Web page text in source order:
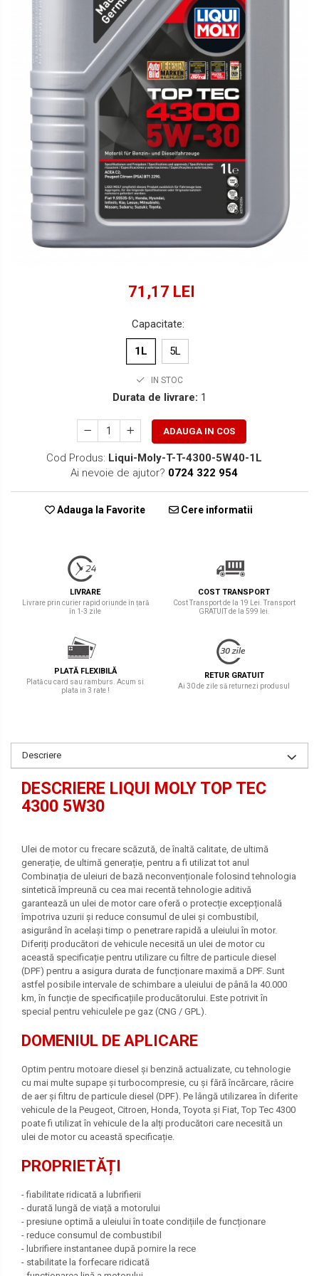
Lichide Suspensie Motociclete
Lichide Întreținere
Aditivi
Lichide Întreținere Autoturisme
Lichide Întreținere Camioane
Lichide Întreținere Motociclete
Lichide Întreținere Utilaje
71,17 LEI
Capacitate:
1L 5L
IN STOC
Durata de livrare: 1
ADAUGA IN COS
Cod Produs: Liqui-Moly-T-T-4300-5W40-1L
Ai nevoie de ajutor? 0724 322 954
Adauga la Favorite Cere informatii
LIVRARE
Livrare prin curier rapid oriunde în țară
în 1-3 zile
COST TRANSPORT
Cost Transport de la 19 Lei. Transport
GRATUIT de la 599 lei.
PLATĂ FLEXIBILĂ
Plată cu card sau ramburs. Acum si
plata in 3 rate !
RETUR GRATUIT
Ai 30 de zile să returnezi produsul
Descriere
DESCRIERE LIQUI MOLY TOP TEC
4300 5W30
Ulei de motor cu frecare scăzută, de înaltă calitate, de ultimă
generație, de ultimă generație, pentru a fi utilizat tot anul
Combinația de uleiuri de bază neconvenționale folosind tehnologia
sintetică împreună cu cea mai recentă tehnologie aditivă
garantează un ulei de motor care oferă o protecție excepțională
împotriva uzurii și reduce consumul de ulei și combustibil,
asigurând în același timp o penetrare rapidă a uleiului în motor.
Diferiți producători de vehicule necesită un ulei de motor cu
această specificație pentru utilizare cu filtre de particule diesel
(DPF) pentru a asigura durata de funcționare maximă a DPF. Sunt
astfel posibile intervale de schimbare a uleiului de până la 40.000
km, în funcție de specificațiile producătorului. Este potrivit în
special pentru vehiculele pe gaz (CNG / GPL).
DOMENIUL DE APLICARE
Optim pentru motoare diesel și benzină actualizate, cu tehnologie
cu mai multe supape și turbocompresie, cu și fără încărcare, răcire
de aer și filtru de particule diesel (DPF). Pe lângă utilizarea în diferite
vehicule de la Peugeot, Citroen, Honda, Toyota și Fiat, Top Tec 4300
poate fi utilizat în vehicule de la alți producători care necesită un
ulei de motor cu această specificație.
PROPRIETĂȚI
- fiabilitate ridicată a lubrifierii
- durată lungă de viață a motorului
- presiune optimă a uleiului în toate condițiile de funcționare
- reduce consumul de combustibil
- lubrifiere instantanee după pornire la rece
- stabilitate la forfecare ridicată